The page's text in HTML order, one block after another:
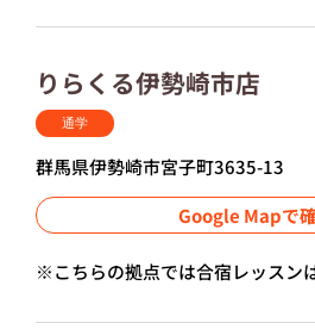
りらくる伊勢崎市店
通学
群馬県伊勢崎市宮子町3635-13
Google Mapで
※こちらの拠点では合宿レッスン